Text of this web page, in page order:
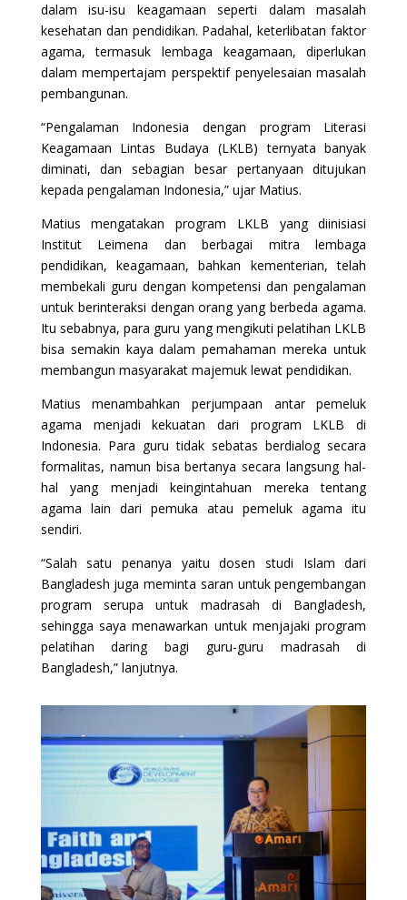
dalam isu-isu keagamaan seperti dalam masalah
kesehatan dan pendidikan. Padahal, keterlibatan faktor
agama, termasuk lembaga keagamaan, diperlukan
dalam mempertajam perspektif penyelesaian masalah
pembangunan.
“Pengalaman Indonesia dengan program Literasi
Keagamaan Lintas Budaya (LKLB) ternyata banyak
diminati, dan sebagian besar pertanyaan ditujukan
kepada pengalaman Indonesia,” ujar Matius.
Matius mengatakan program LKLB yang diinisiasi
Institut Leimena dan berbagai mitra lembaga
pendidikan, keagamaan, bahkan kementerian, telah
membekali guru dengan kompetensi dan pengalaman
untuk berinteraksi dengan orang yang berbeda agama.
Itu sebabnya, para guru yang mengikuti pelatihan LKLB
bisa semakin kaya dalam pemahaman mereka untuk
membangun masyarakat majemuk lewat pendidikan.
Matius menambahkan perjumpaan antar pemeluk
agama menjadi kekuatan dari program LKLB di
Indonesia. Para guru tidak sebatas berdialog secara
formalitas, namun bisa bertanya secara langsung hal-
hal yang menjadi keingintahuan mereka tentang
agama lain dari pemuka atau pemeluk agama itu
sendiri.
“Salah satu penanya yaitu dosen studi Islam dari
Bangladesh juga meminta saran untuk pengembangan
program serupa untuk madrasah di Bangladesh,
sehingga saya menawarkan untuk menjajaki program
pelatihan daring bagi guru-guru madrasah di
Bangladesh,” lanjutnya.